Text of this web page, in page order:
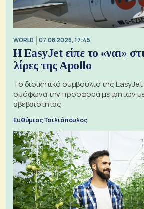
WORLD 07.08.2026, 17:45
Η EasyJet είπε το «ναι»
λίρες της Apollo
Το διοικητικό συμβούλιο της
ομόφωνα την προσφορά μετρητών
αβεβαιότητας
Ευθύμιος Τσιλιόπουλος